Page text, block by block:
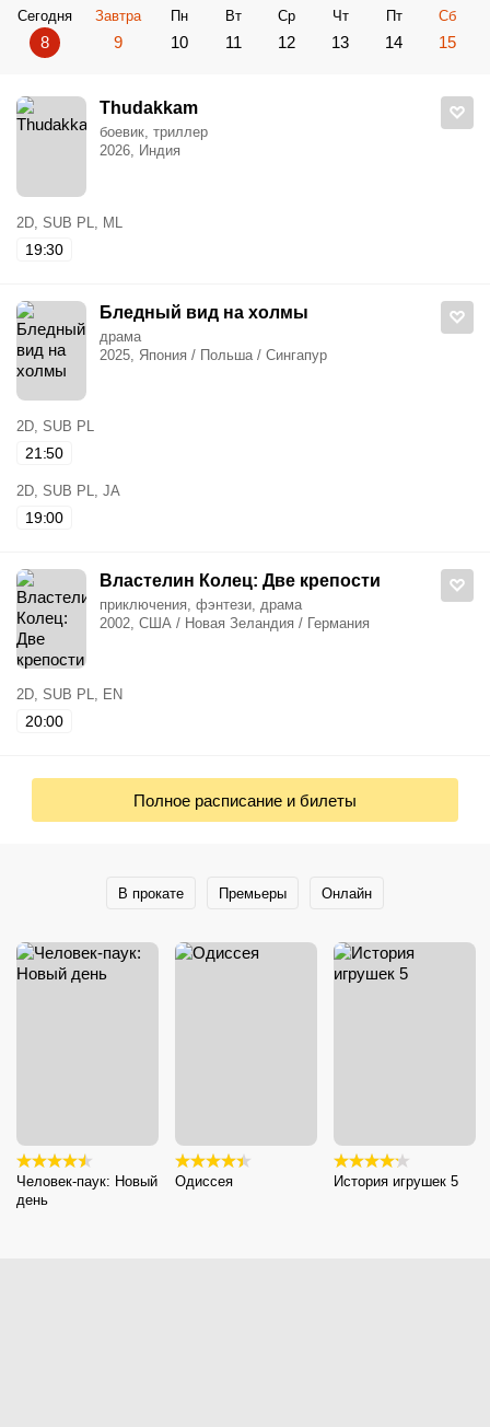
Сегодня
8
Завтра
9
Пн
10
Вт
11
Ср
12
Чт
13
Пт
14
Сб
15
Thudakkam
боевик, триллер
2026, Индия
2D, SUB PL, ML
19:30
Бледный вид на холмы
драма
2025, Япония / Польша / Сингапур
2D, SUB PL
21:50
2D, SUB PL, JA
19:00
Властелин Колец: Две крепости
приключения, фэнтези, драма
2002, США / Новая Зеландия / Германия
2D, SUB PL, EN
20:00
Полное расписание и билеты
В прокате Премьеры Онлайн
Человек-паук: Новый
день
Одиссея История игрушек 5